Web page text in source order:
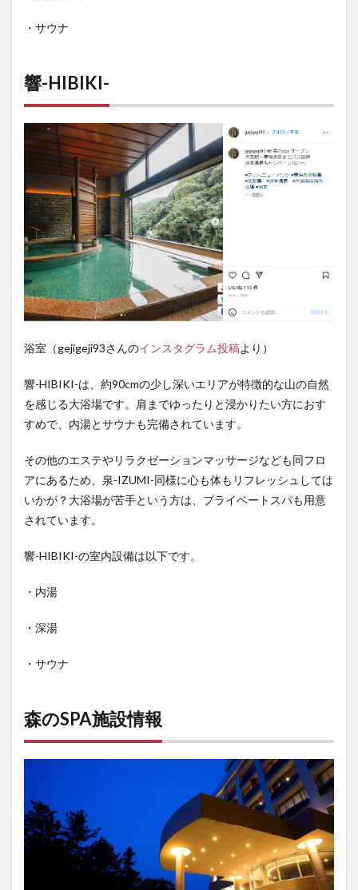
・サウナ
響-HIBIKI-
浴室（gejigeji93さんのインスタグラム投稿より）
響-HIBIKI-は、約90cmの少し深いエリアが特徴的な山の自然
を感じる大浴場です。肩までゆったりと浸かりたい方におす
すめで、内湯とサウナも完備されています。
その他のエステやリラクゼーションマッサージなども同フロ
アにあるため、泉-IZUMI-同様に心も体もリフレッシュしては
いかが？大浴場が苦手という方は、プライベートスパも用意
されています。
響-HIBIKI-の室内設備は以下です。
・内湯
・深湯
・サウナ
森のSPA施設情報